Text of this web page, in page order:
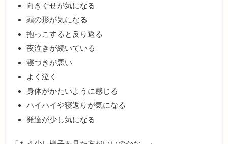
向きぐせが気になる
頭の形が気になる
抱っこすると反り返る
夜泣きが続いている
寝つきが悪い
よく泣く
身体がかたいように感じる
ハイハイや寝返りが気になる
発達が少し気になる